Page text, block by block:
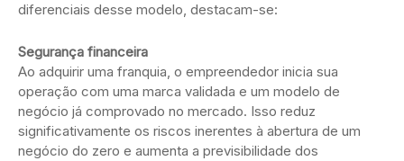
diferenciais desse modelo, destacam-se:
Segurança financeira
Ao adquirir uma franquia, o empreendedor inicia sua
operação com uma marca validada e um modelo de
negócio já comprovado no mercado. Isso reduz
significativamente os riscos inerentes à abertura de um
negócio do zero e aumenta a previsibilidade dos